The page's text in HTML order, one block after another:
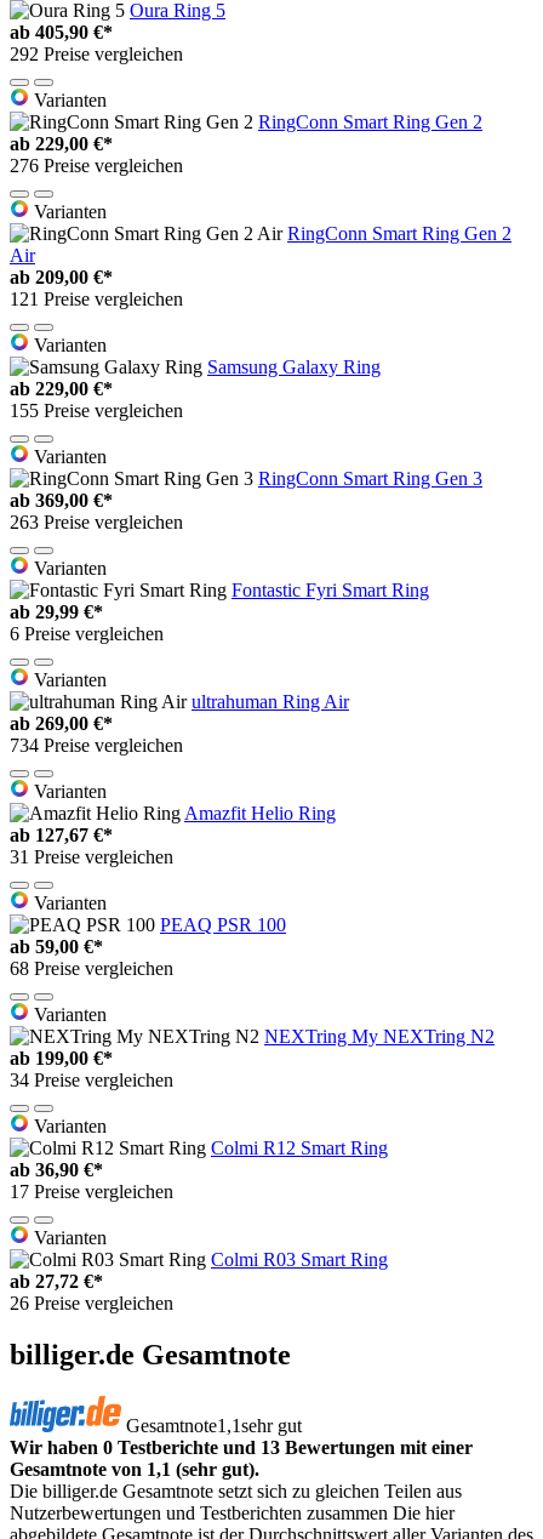
Oura Ring 5
ab 405,90 €*
292 Preise vergleichen
Varianten
RingConn Smart Ring Gen 2
ab 229,00 €*
276 Preise vergleichen
Varianten
RingConn Smart Ring Gen 2
Air
ab 209,00 €*
121 Preise vergleichen
Varianten
Samsung Galaxy Ring
ab 229,00 €*
155 Preise vergleichen
Varianten
RingConn Smart Ring Gen 3
ab 369,00 €*
263 Preise vergleichen
Varianten
Fontastic Fyri Smart Ring
ab 29,99 €*
6 Preise vergleichen
Varianten
ultrahuman Ring Air
ab 269,00 €*
734 Preise vergleichen
Varianten
Amazfit Helio Ring
ab 127,67 €*
31 Preise vergleichen
Varianten
PEAQ PSR 100
ab 59,00 €*
68 Preise vergleichen
Varianten
NEXTring My NEXTring N2
ab 199,00 €*
34 Preise vergleichen
Varianten
Colmi R12 Smart Ring
ab 36,90 €*
17 Preise vergleichen
Varianten
Colmi R03 Smart Ring
ab 27,72 €*
26 Preise vergleichen
billiger.de Gesamtnote
Gesamtnote1,1sehr gut
Wir haben 0 Testberichte und 13 Bewertungen mit einer
Gesamtnote von 1,1 (sehr gut).
Die billiger.de Gesamtnote setzt sich zu gleichen Teilen aus
Nutzerbewertungen und Testberichten zusammen Die hier
abgebildete Gesamtnote ist der Durchschnittswert aller Varianten des